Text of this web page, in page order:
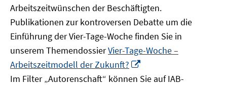
Arbeitszeitwünschen der Beschäftigten.
Publikationen zur kontroversen Debatte um die
Einführung der Vier-Tage-Woche finden Sie in
unserem ThemendossierVier-Tage-Woche –
Arbeitszeitmodell der Zukunft?
neuem
Im Filter „Autorenschaft“ können Sie auf IAB-